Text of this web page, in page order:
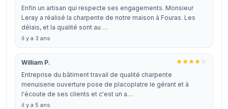
Enfin un artisan qui respecte ses engagements. Monsieur
Leray a réalisé la charpente de notre maison à Fouras. Les
délais, et la qualité sont au …
il y a 3 ans
William P.
Entreprise du bâtiment travail de qualité charpente
menuiserie ouverture pose de placoplatre le gérant et à
l'écoute de ses clients et c'est un a…
il y a 5 ans